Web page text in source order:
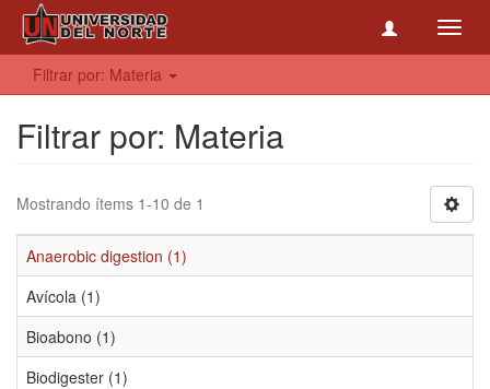
Filtrar por: Materia
Filtrar por: Materia
Mostrando ítems 1-10 de 1
Anaerobic digestion (1)
Avícola (1)
Bioabono (1)
Biodigester (1)